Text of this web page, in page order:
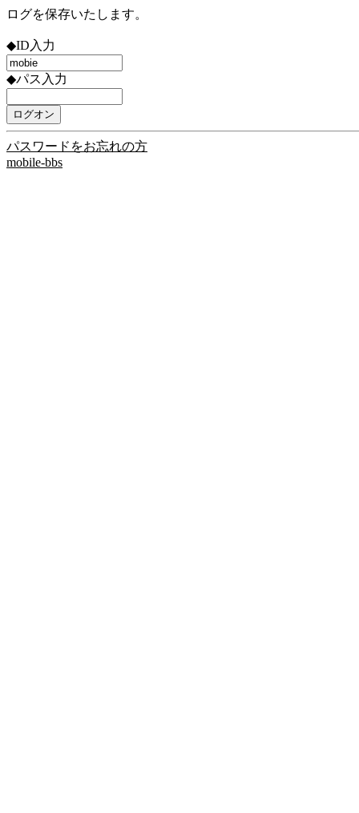
ログを保存いたします。
◆ID入力
◆パス入力
パスワードをお忘れの方
mobile-bbs